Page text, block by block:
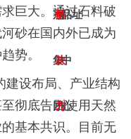
冠
集
团
解
决
方
品
中
心
址
巨大。通过石料破
河砂在国内外已成为
势。
建设布局、产业结构
彻底告别使用天然
基本共识。目前无